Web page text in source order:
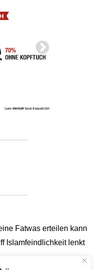
Fatwas erteilen kann
Islamfeindlichkeit lenkt